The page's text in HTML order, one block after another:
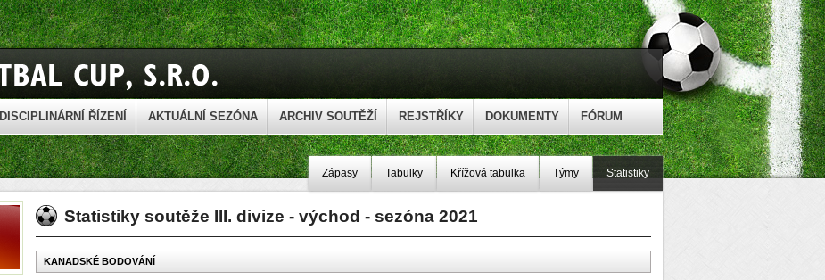
DISCIPLINÁRNÍ ŘÍZENÍ AKTUÁLNÍ SEZÓNA ARCHIV SOUTĚŽÍ REJSTŘÍKY DOKUMENTY FÓRUM
Zápasy Tabulky Křížová tabulka Týmy Statistiky
Statistiky soutěže III. divize - východ - sezóna 2021
KANADSKÉ BODOVÁNÍ